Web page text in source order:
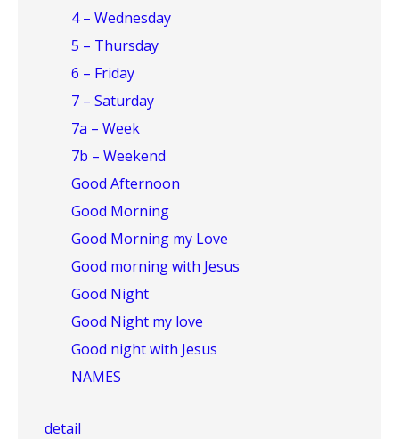
4 – Wednesday
5 – Thursday
6 – Friday
7 – Saturday
7a – Week
7b – Weekend
Good Afternoon
Good Morning
Good Morning my Love
Good morning with Jesus
Good Night
Good Night my love
Good night with Jesus
NAMES
detail